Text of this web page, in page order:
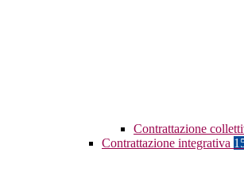
Contrattazione
Contrattazione integrativa